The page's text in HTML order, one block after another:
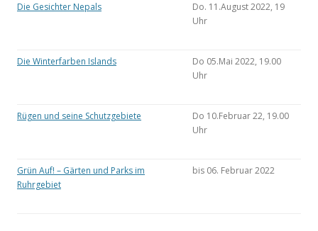
Die Gesichter Nepals
Do. 11.August 2022, 19
Uhr
Die Winterfarben Islands
Do 05.Mai 2022, 19.00
Uhr
Rügen und seine Schutzgebiete
Do 10.Februar 22, 19.00
Uhr
Grün Auf! – Gärten und Parks im
Ruhrgebiet
bis 06. Februar 2022